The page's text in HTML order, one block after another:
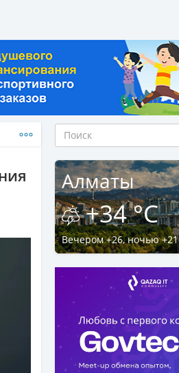
Алматы
+34 °C
Вечером +26, ночью +21